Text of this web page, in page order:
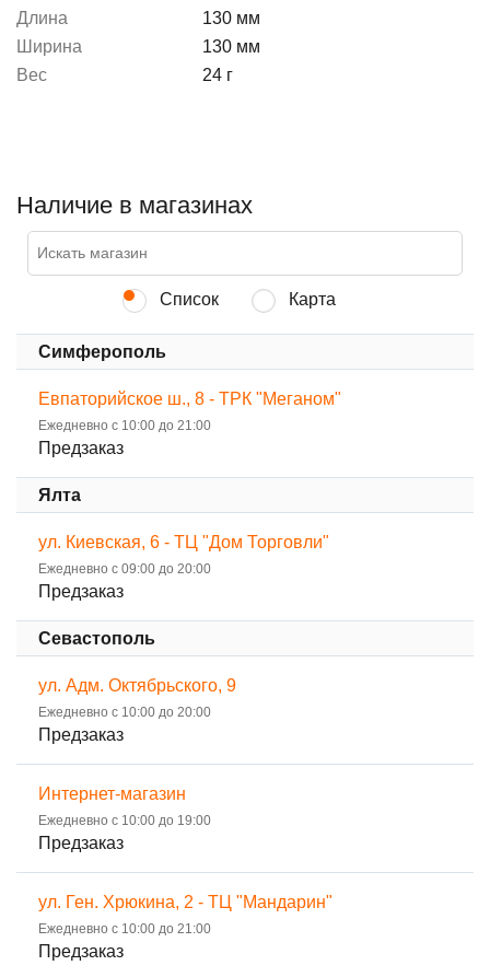
Длина
130 мм
Ширина
130 мм
Вес
24 г
Наличие в магазинах
Список Карта
Симферополь
Евпаторийское ш., 8 - ТРК "Меганом"
Ежедневно с 10:00 до 21:00
Предзаказ
Ялта
ул. Киевская, 6 - ТЦ "Дом Торговли"
Ежедневно с 09:00 до 20:00
Предзаказ
Севастополь
ул. Адм. Октябрьского, 9
Ежедневно с 10:00 до 20:00
Предзаказ
Интернет-магазин
Ежедневно с 10:00 до 19:00
Предзаказ
ул. Ген. Хрюкина, 2 - ТЦ "Мандарин"
Ежедневно с 10:00 до 21:00
Предзаказ